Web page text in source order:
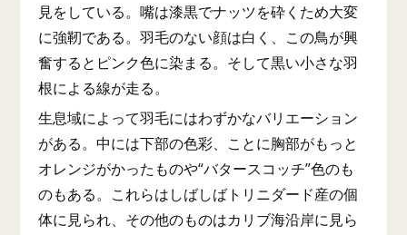
見をしている。嘴は漆黒でナッツを砕くため大変
に強靭である。羽毛のない顔は白く、この鳥が興
奮するとピンク色に染まる。そして黒い小さな羽
根による線が走る。
生息域によって羽毛にはわずかなバリエーション
がある。中には下部の色彩、ことに胸部がもっと
オレンジがかったものや“バタースコッチ”色のも
のもある。これらはしばしばトリニダード産の個
体に見られ、その他のものはカリブ海沿岸に見ら